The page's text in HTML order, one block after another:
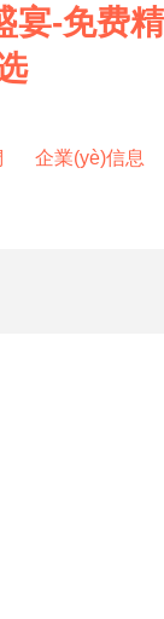
-免费
企業(yè)信息